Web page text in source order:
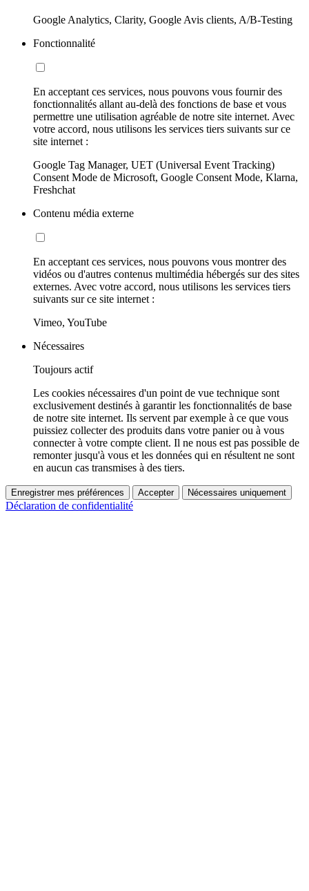
Google Analytics, Clarity, Google Avis clients, A/B-Testing
Fonctionnalité
En acceptant ces services, nous pouvons vous fournir des
fonctionnalités allant au-delà des fonctions de base et vous
permettre une utilisation agréable de notre site internet. Avec
votre accord, nous utilisons les services tiers suivants sur ce
site internet :
Google Tag Manager, UET (Universal Event Tracking)
Consent Mode de Microsoft, Google Consent Mode, Klarna,
Freshchat
Contenu média externe
En acceptant ces services, nous pouvons vous montrer des
vidéos ou d'autres contenus multimédia hébergés sur des sites
externes. Avec votre accord, nous utilisons les services tiers
suivants sur ce site internet :
Vimeo, YouTube
Nécessaires
Toujours actif
Les cookies nécessaires d'un point de vue technique sont
exclusivement destinés à garantir les fonctionnalités de base
de notre site internet. Ils servent par exemple à ce que vous
puissiez collecter des produits dans votre panier ou à vous
connecter à votre compte client. Il ne nous est pas possible de
remonter jusqu'à vous et les données qui en résultent ne sont
en aucun cas transmises à des tiers.
Enregistrer mes préférences Accepter Nécessaires uniquement
Déclaration de confidentialité